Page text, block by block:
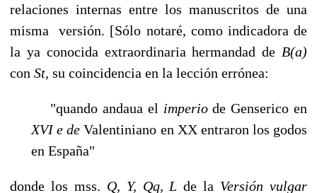
relaciones internas entre los manuscritos de una
misma versión. [Sólo notaré, como indicadora de
la ya conocida extraordinaria hermandad de B(a)
con St, su coincidencia en la lección errónea:
"quando andaua el imperiode Genserico en
XVIe deValentiniano en XX entraron los godos
en España"
donde los mss. Q, Y, Qq, Lde la Versión vulgar